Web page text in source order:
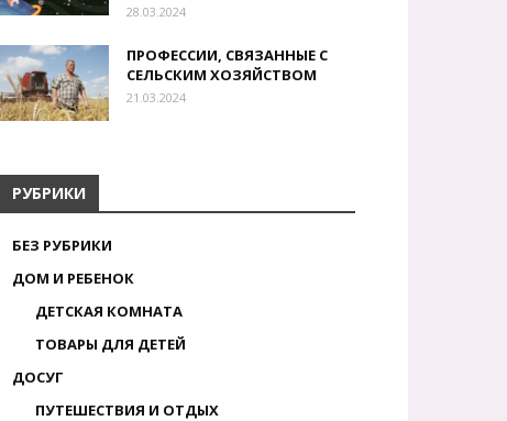
28.03.2024
ПРОФЕССИИ, СВЯЗАННЫЕ С
СЕЛЬСКИМ ХОЗЯЙСТВОМ
21.03.2024
РУБРИКИ
БЕЗ РУБРИКИ
ДОМ И РЕБЕНОК
ДЕТСКАЯ КОМНАТА
ТОВАРЫ ДЛЯ ДЕТЕЙ
ДОСУГ
ПУТЕШЕСТВИЯ И ОТДЫХ